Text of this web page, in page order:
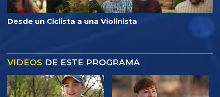
Desde un Ciclista a una Violinista
VIDEOS DE ESTE PROGRAMA